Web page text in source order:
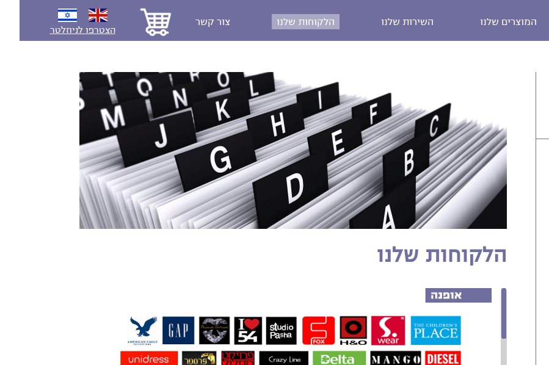
המוצרים שלנו השירות שלנו הלקוחות שלנו צור קשר
הצטרפו לניוזלטר
הלקוחות שלנו